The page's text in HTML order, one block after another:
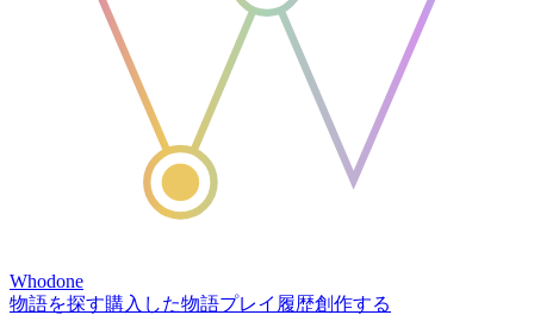
Whodone
物語を探す購入した物語プレイ履歴創作する